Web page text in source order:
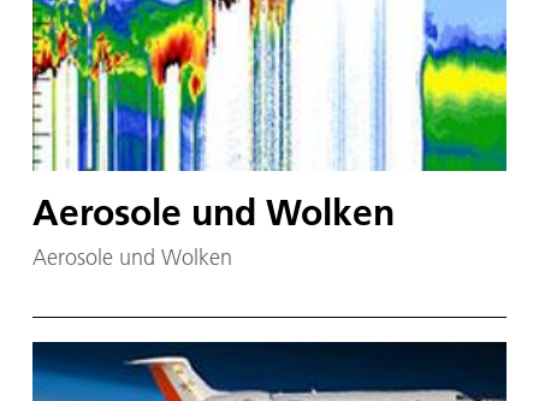
Aerosole und Wolken
Aerosole und Wolken